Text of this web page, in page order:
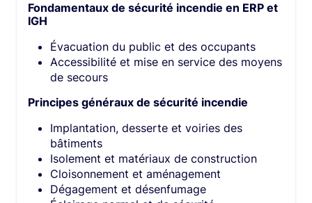
Fondamentaux de sécurité incendie en ERP et
IGH​
Évacuation du public et des occupants​
Accessibilité et mise en service des moyens
de secours​
Principes généraux de sécurité incendie​
Implantation, desserte et voiries des
bâtiments​
Isolement et matériaux de construction​
Cloisonnement et aménagement​
Dégagement et désenfumage​